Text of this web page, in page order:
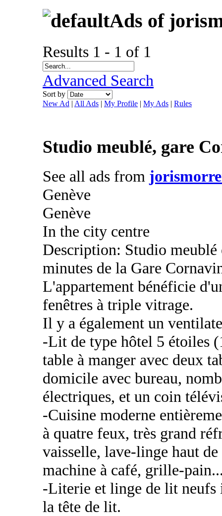
Ads of
Results 1 - 1 of 1
Advanced Search
Sort by
New Ad | All Ads | My Profile | My Ads | Rules
Studio meublé, gare
See all ads from
Genève
Genève
In the city centre
Description: Studio meublé
minutes de la Gare
L'appartement bénéficie
fenêtres à triple vitrage.
Il y a également un
-Lit de type hôtel 5 étoiles
table à manger avec deux
domicile avec bureau,
électriques, et un coin
-Cuisine moderne
à quatre feux, très grand
vaisselle, lave-linge haut
machine à café, grille-
-Literie et linge de lit neufs
la tête de lit.